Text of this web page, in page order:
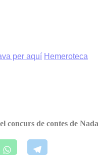
per aquí Hemeroteca
concurs de contes de